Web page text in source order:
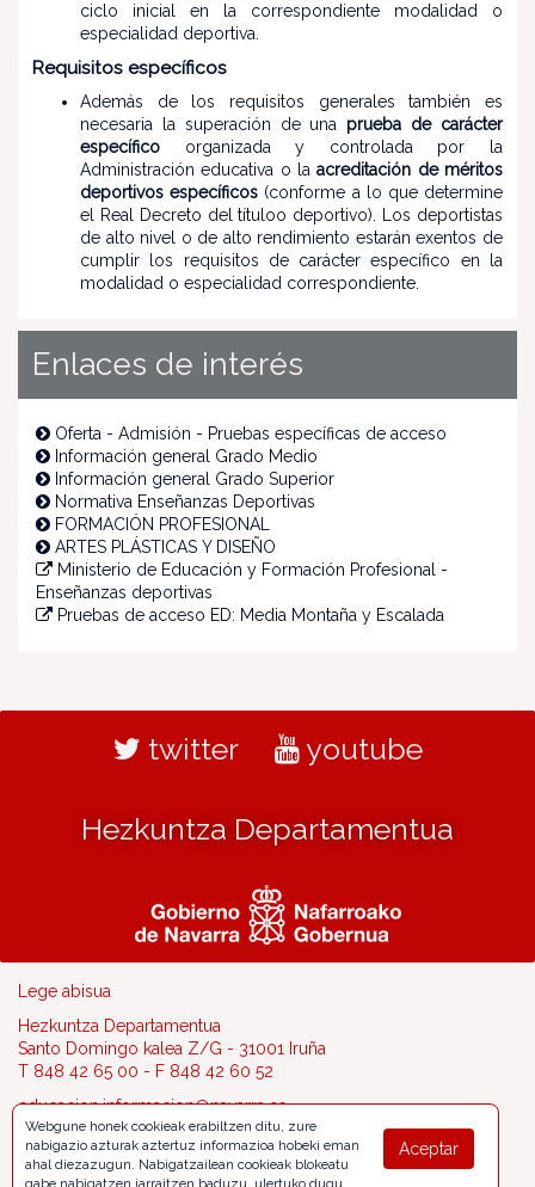
ciclo inicial en la correspondiente modalidad o
especialidad deportiva.
Requisitos específicos
Además de los requisitos generales también es
necesaria la superación de una prueba de carácter
específico organizada y controlada por la
Administración educativa o
laacreditación de méritos
deportivos específicos (conforme a lo que determine
el Real Decreto del títuloo deportivo). Los deportistas
de alto nivel o de alto rendimiento estarán exentos de
cumplir los requisitos de carácter específico en la
modalidad o especialidad correspondiente.
Enlaces de interés
Oferta - Admisión - Pruebas específicas de acceso
Información general Grado Medio
Información general Grado Superior
Normativa Enseñanzas Deportivas
FORMACIÓN PROFESIONAL
ARTES PLÁSTICAS Y DISEÑO
Ministerio de Educación y Formación Profesional -
Enseñanzas deportivas
Pruebas de acceso ED: Media Montaña y Escalada
twitter youtube
Hezkuntza Departamentua
Lege abisua
Hezkuntza Departamentua
Santo Domingo kalea Z/G - 31001 Iruña
T 848 42 65 00 - F 848 42 60 52
educacion.informacion@navarra.es
Aceptar
Webgune honek cookieak erabiltzen ditu, zure
nabigazio azturak aztertuz informazioa hobeki eman
ahal diezazugun. Nabigatzailean cookieak blokeatu
gabe nabigatzen jarraitzen baduzu, ulertuko dugu